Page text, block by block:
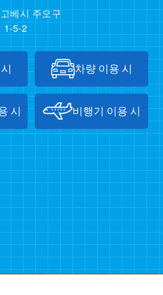
베시 주오구
1-5-2
차량 이용 시
시 비행기 이용 시